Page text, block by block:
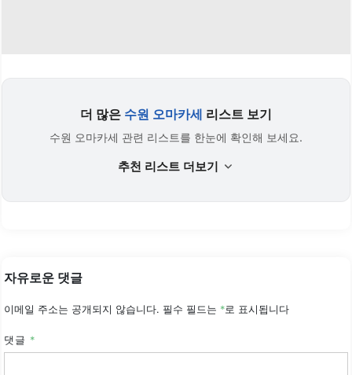
더 많은 수원 오마카세 리스트 보기
수원 오마카세 관련 리스트를 한눈에 확인해 보세요.
추천 리스트 더보기
자유로운 댓글
이메일 주소는 공개되지 않습니다. 필수 필드는 *로 표시됩니다
댓글 *